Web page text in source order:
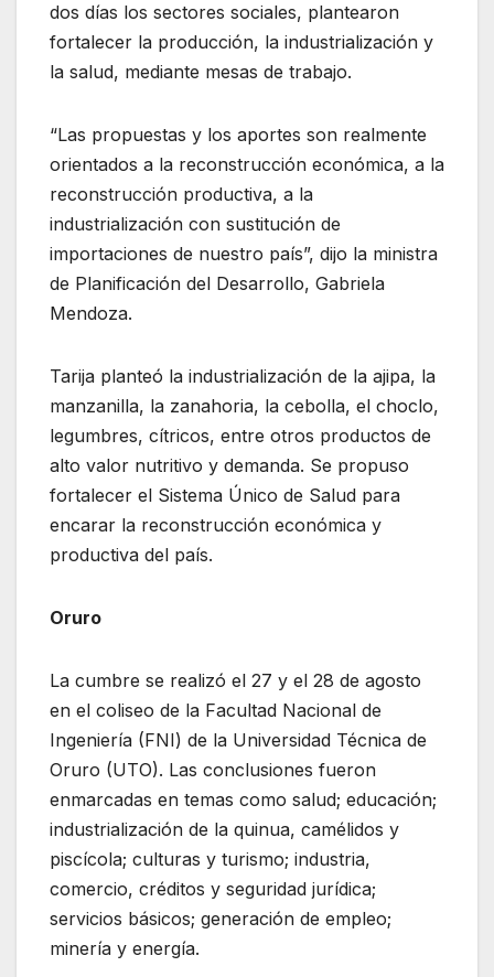
dos días los sectores sociales, plantearon
fortalecer la producción, la industrialización y
la salud, mediante mesas de trabajo.
“Las propuestas y los aportes son realmente
orientados a la reconstrucción económica, a la
reconstrucción productiva, a la
industrialización con sustitución de
importaciones de nuestro país”, dijo la ministra
de Planificación del Desarrollo, Gabriela
Mendoza.
Tarija planteó la industrialización de la ajipa, la
manzanilla, la zanahoria, la cebolla, el choclo,
legumbres, cítricos, entre otros productos de
alto valor nutritivo y demanda. Se propuso
fortalecer el Sistema Único de Salud para
encarar la reconstrucción económica y
productiva del país.
Oruro
La cumbre se realizó el 27 y el 28 de agosto
en el coliseo de la Facultad Nacional de
Ingeniería (FNI) de la Universidad Técnica de
Oruro (UTO). Las conclusiones fueron
enmarcadas en temas como salud; educación;
industrialización de la quinua, camélidos y
piscícola; culturas y turismo; industria,
comercio, créditos y seguridad jurídica;
servicios básicos; generación de empleo;
minería y energía.